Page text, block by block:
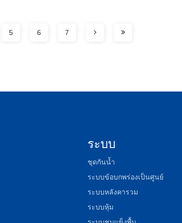
5 6 7
ระบบ
ชุดกันน้ำ
ระบบข้อบกพร่องเป็นศูนย์
ระบบหลังคารวม
ระบบหุ้ม